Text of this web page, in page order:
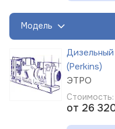
Модель
(Perkins)
ЭТРО
Стоимость:
от 26